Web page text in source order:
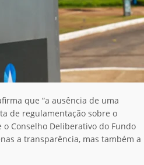
que “a ausência de uma
de regulamentação sobre o
o Conselho Deliberativo do Fundo
a transparência, mas também a